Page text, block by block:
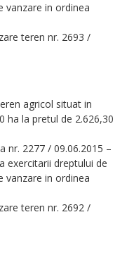
vanzare in ordinea
teren nr. 2693 /
agricol situat in
ha la pretul de 2.626,30
nr. 2277 / 09.06.2015 –
exercitarii dreptului de
vanzare in ordinea
teren nr. 2692 /